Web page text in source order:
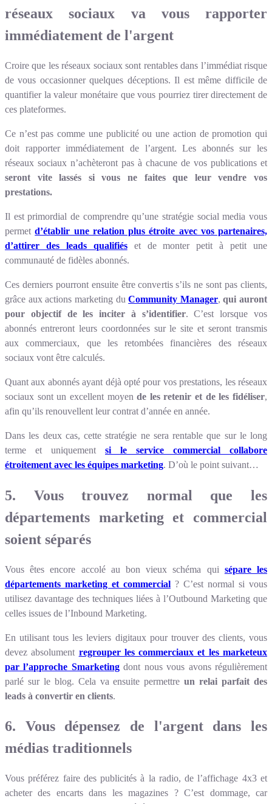
réseaux sociaux va vous rapporter
immédiatement de l'argent
Croire que les réseaux sociaux sont rentables dans l’immédiat risque
de vous occasionner quelques déceptions. Il est même difficile de
quantifier la valeur monétaire que vous pourriez tirer directement de
ces plateformes.
Ce n’est pas comme une publicité ou une action de promotion qui
doit rapporter immédiatement de l’argent. Les abonnés sur les
réseaux sociaux n’achèteront pas à chacune de vos publications et
seront vite lassés si vous ne faites que leur vendre vos
prestations.
Il est primordial de comprendre qu’une stratégie social media vous
permetd’établir une relation plus étroite avec vos partenaires,
d’attirer des leads qualifiéset de monter petit à petit une
communauté de fidèles abonnés.
Ces derniers pourront ensuite être convertis s’ils ne sont pas clients,
grâce aux actions marketing duCommunity Manager,qui auront
pour objectif de les inciter à s’identifier. C’est lorsque vos
abonnés entreront leurs coordonnées sur le site et seront transmis
aux commerciaux, que les retombées financières des réseaux
sociaux vont être calculés.
Quant aux abonnés ayant déjà opté pour vos prestations, les réseaux
sociaux sont un excellent moyende les retenir et de les fidéliser,
afin qu’ils renouvellent leur contrat d’année en année.
Dans les deux cas, cette stratégie ne sera rentable que sur le long
terme et uniquement si le service commercial collabore
étroitement avec les équipes marketing. D’où le point suivant…
5. Vous trouvez normal que les
départements marketing et commercial
soient séparés
Vous êtes encore accolé au bon vieux schéma qui sépare les
départements marketing et commercial ? C’est normal si vous
utilisez davantage des techniques liées à l’Outbound Marketing que
celles issues de l’Inbound Marketing.
En utilisant tous les leviers digitaux pour trouver des clients, vous
devez absolument regrouper les commerciaux et les marketeux
par l’approche Smarketingdont nous vous avons régulièrement
parlé sur le blog. Cela va ensuite permettreun relai parfait des
leads à convertir en clients.
6. Vous dépensez de l'argent dans les
médias traditionnels
Vous préférez faire des publicités à la radio, de l’affichage 4x3 et
acheter des encarts dans les magazines ? C’est dommage, car